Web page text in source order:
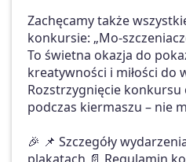
Zachęcamy także
konkursie: „Mo-
To świetna okazja do
kreatywności i miłości do
Rozstrzygnięcie konkursu
podczas kiermaszu – nie
🎉 📌 Szczegóły
plakatach 📄 Regulamin